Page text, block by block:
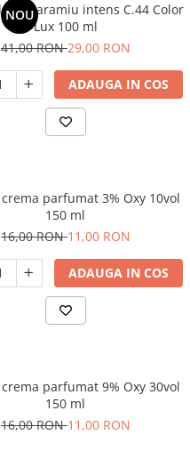
NOU
par aramiu intens C.44 Color
Lux 100 ml
41,00 RON29,00 RON
ADAUGA IN COS
parfumat 3% Oxy 10vol
150 ml
16,00 RON11,00 RON
ADAUGA IN COS
parfumat 9% Oxy 30vol
150 ml
16,00 RON11,00 RON